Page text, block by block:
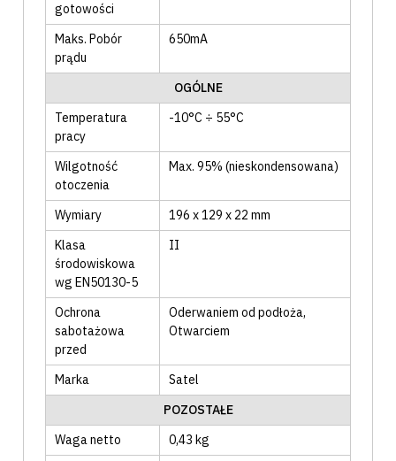
gotowości
Maks. Pobór
prądu
650mA
OGÓLNE
Temperatura
pracy
-10°C ÷ 55°C
Wilgotność
otoczenia
Max. 95% (nieskondensowana)
Wymiary
196 x 129 x 22 mm
Klasa
środowiskowa
wg EN50130-5
II
Ochrona
sabotażowa
przed
Oderwaniem od podłoża,
Otwarciem
Marka
Satel
POZOSTAŁE
Waga netto
0,43 kg